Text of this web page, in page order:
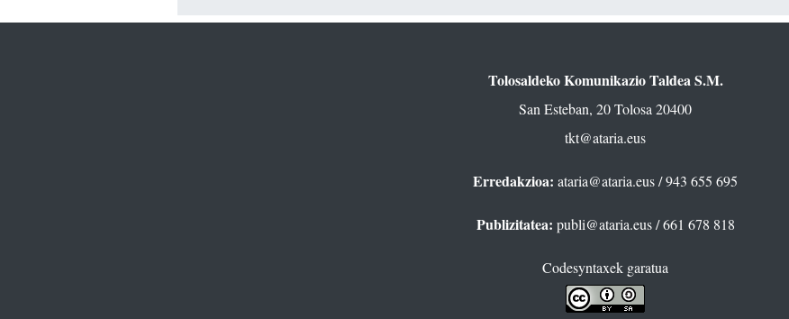
Tolosaldeko Komunikazio Taldea S.M.
San Esteban, 20 Tolosa 20400
tkt@ataria.eus
Erredakzioa: ataria@ataria.eus/ 943 655 695
Publizitatea: publi@ataria.eus/ 661 678 818
Codesyntaxek garatua